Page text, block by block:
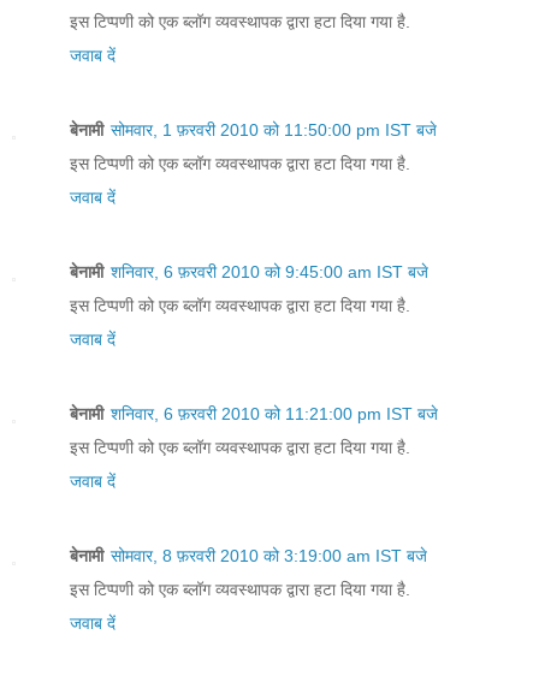
इस टिप्पणी को एक ब्लॉग व्यवस्थापक द्वारा हटा दिया गया है.
जवाब दें
बेनामी सोमवार, 1 फ़रवरी 2010 को 11:50:00 pm IST बजे
इस टिप्पणी को एक ब्लॉग व्यवस्थापक द्वारा हटा दिया गया है.
जवाब दें
बेनामी शनिवार, 6 फ़रवरी 2010 को 9:45:00 am IST बजे
इस टिप्पणी को एक ब्लॉग व्यवस्थापक द्वारा हटा दिया गया है.
जवाब दें
बेनामी शनिवार, 6 फ़रवरी 2010 को 11:21:00 pm IST बजे
इस टिप्पणी को एक ब्लॉग व्यवस्थापक द्वारा हटा दिया गया है.
जवाब दें
बेनामी सोमवार, 8 फ़रवरी 2010 को 3:19:00 am IST बजे
इस टिप्पणी को एक ब्लॉग व्यवस्थापक द्वारा हटा दिया गया है.
जवाब दें